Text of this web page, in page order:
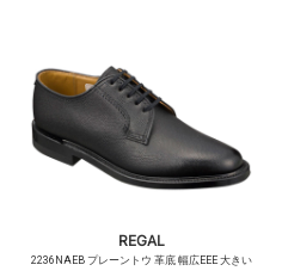
REGAL
2236NAEB プレーントウ 革底 幅広EEE 大きい